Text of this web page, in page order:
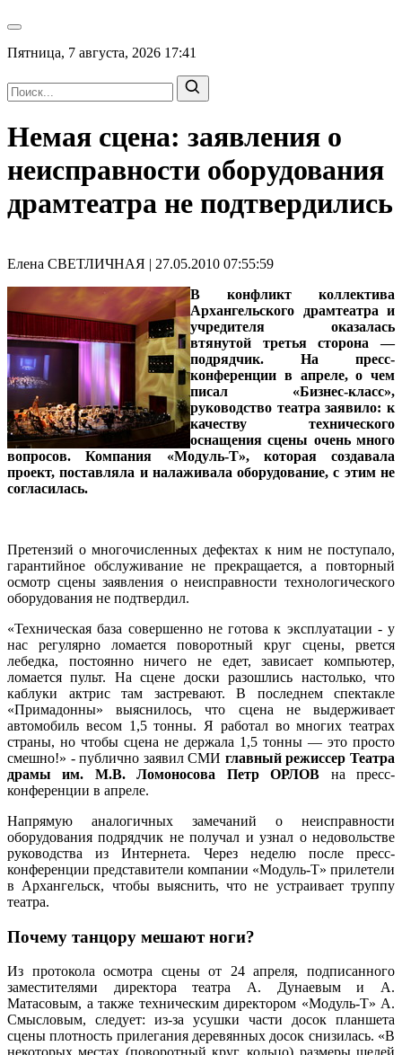
Пятница, 7 августа, 2026 17:41
Немая сцена: заявления о
неисправности оборудования
драмтеатра не подтвердились
Елена СВЕТЛИЧНАЯ | 27.05.2010 07:55:59
В конфликт коллектива
Архангельского драмтеатра и
учредителя оказалась
втянутой третья сторона —
подрядчик. На пресс-
конференции в апреле, о чем
писал «Бизнес-класс»,
руководство театра заявило: к
качеству технического
оснащения сцены очень много
вопросов. Компания «Модуль-Т», которая создавала
проект, поставляла и налаживала оборудование, с этим не
согласилась.
Претензий о многочисленных дефектах к ним не поступало,
гарантийное обслуживание не прекращается, а повторный
осмотр сцены заявления о неисправности технологического
оборудования не подтвердил.
«Техническая база совершенно не готова к эксплуатации - у
нас регулярно ломается поворотный круг сцены, рвется
лебедка, постоянно ничего не едет, зависает компьютер,
ломается пульт. На сцене доски разошлись настолько, что
каблуки актрис там застревают. В последнем спектакле
«Примадонны» выяснилось, что сцена не выдерживает
автомобиль весом 1,5 тонны. Я работал во многих театрах
страны, но чтобы сцена не держала 1,5 тонны — это просто
смешно!» - публично заявил СМИ главный режиссер Театра
драмы им. М.В. Ломоносова Петр ОРЛОВ на пресс-
конференции в апреле.
Напрямую аналогичных замечаний о неисправности
оборудования подрядчик не получал и узнал о недовольстве
руководства из Интернета. Через неделю после пресс-
конференции представители компании «Модуль-Т» прилетели
в Архангельск, чтобы выяснить, что не устраивает труппу
театра.
Почему танцору мешают ноги?
Из протокола осмотра сцены от 24 апреля, подписанного
заместителями директора театра А. Дунаевым и А.
Матасовым, а также техническим директором «Модуль-Т» А.
Смысловым, следует: из-за усушки части досок планшета
сцены плотность прилегания деревянных досок снизилась. «В